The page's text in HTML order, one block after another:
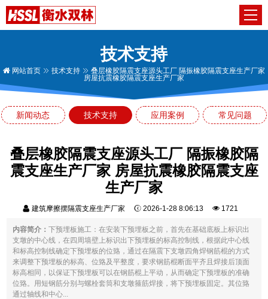
技术支持
网站首页 技术支持
叠层橡胶隔震支座源头工厂 隔振橡胶隔震支座生产厂家
房屋抗震橡胶隔震支座生产厂家
新闻动态 技术支持 应用案例 常见问题
叠层橡胶隔震支座源头工厂 隔振橡胶隔
震支座生产厂家 房屋抗震橡胶隔震支座
生产厂家
建筑摩擦摆隔震支座生产厂家 2026-1-28 8:06:13 1721
内容简介：下预埋板施工：在安装下预埋板之前，首先在基础底板上标识出
支墩的中心线，在四周墙壁上标识出下预埋板的标高控制线，根据此中心线
和标高控制线确定下预埋板的位臵，通过在隔震下支墩四角焊钢筋棍的方式
来调整下预埋板的标高、位臵及平整度，要求钢筋棍断面平齐且焊接后顶面
标高相同，以保证下预埋板可以在钢筋棍上平动，从而确定下预埋板的准确
位臵。用短钢筋分别与螺栓套筒和支墩箍筋焊接，将下预埋板固定。其位臵
通过轴线和中心...